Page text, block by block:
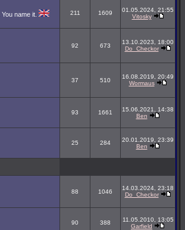
name it. 211 1609
01.05.2024, 21:55
Vitosky
92 673
13.10.2023, 18:00
Do_Checkor
37 510
16.08.2019, 20:49
Wormaus
93 1661
15.06.2021, 14:38
Ben
25 284
20.01.2019, 23:39
Ben
88 1046
14.03.2024, 23:18
Do_Checkor
90 388
11.05.2010, 13:05
Garfield